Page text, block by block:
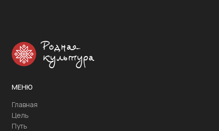
Родная
культура
МЕНЮ
Главная
Цель
Путь